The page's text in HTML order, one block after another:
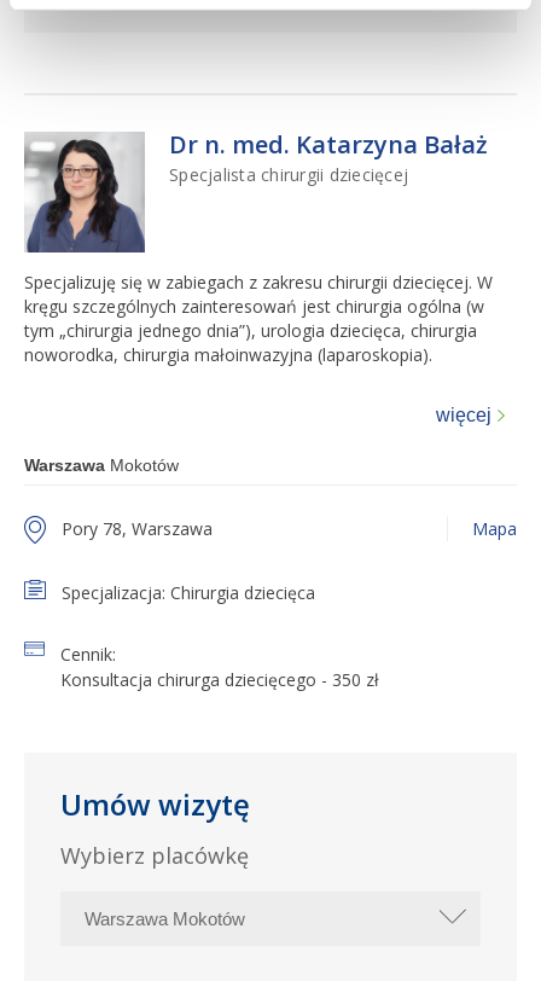
Dr n. med. Katarzyna Bałaż
Specjalista chirurgii dziecięcej
Specjalizuję się w zabiegach z zakresu chirurgii dziecięcej. W
kręgu szczególnych zainteresowań jest chirurgia ogólna (w
tym „chirurgia jednego dnia”), urologia dziecięca, chirurgia
noworodka, chirurgia małoinwazyjna (laparoskopia).
więcej
Warszawa Mokotów
Pory 78, Warszawa Mapa
Specjalizacja: Chirurgia dziecięca
Cennik:
Konsultacja chirurga dziecięcego - 350 zł
Umów wizytę
Wybierz placówkę